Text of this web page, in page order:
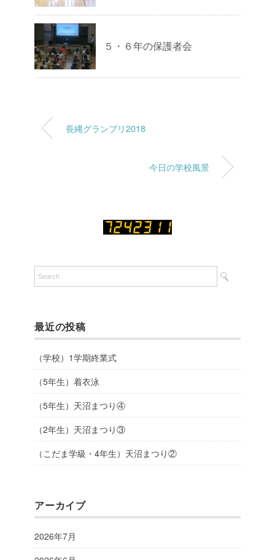
５・６年の保護者会
長縄グランプリ2018
今日の学校風景
最近の投稿
（学校）1学期終業式
（5年生）着衣泳
（5年生）天沼まつり④
（2年生）天沼まつり③
（こだま学級・4年生）天沼まつり②
アーカイブ
2026年7月